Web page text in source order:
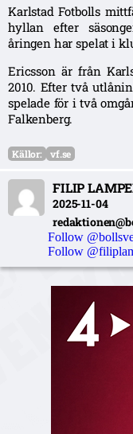
Karlstad Fotbolls
hyllan efter
åringen har spelat i
Ericsson är från
2010. Efter två
spelade för i två
Falkenberg.
Källor: vf.se
FILIP
2025-11-04
Follow
Follow